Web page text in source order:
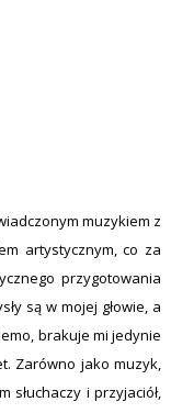
muzykiem z
artystycznym, co za
przygotowania
są w mojej głowie, a
brakuje mi jedynie
Zarówno jako muzyk,
słuchaczy i przyjaciół,